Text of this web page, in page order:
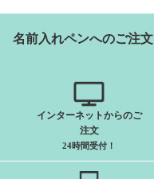
名前入れペンへのご注
インターネットからのご
注文
24時間受付 ！